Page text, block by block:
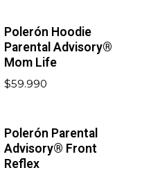
Polerón Hoodie
Parental Advisory®
Mom Life
$59.990
Polerón Parental
Advisory® Front
Reflex